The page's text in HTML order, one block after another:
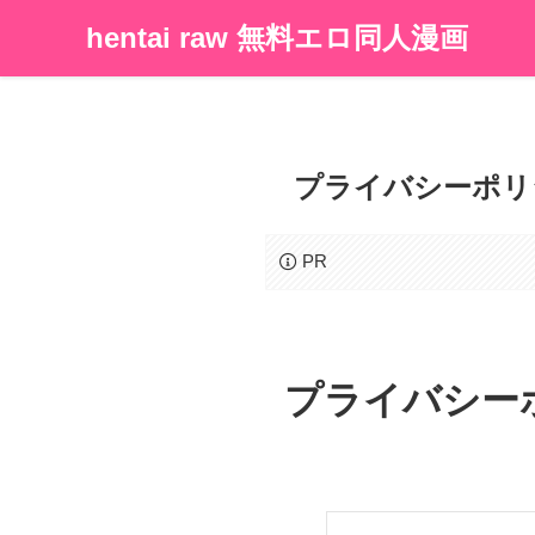
hentai raw 無料エロ同人漫画
プライバシーポリ
PR
プライバシー